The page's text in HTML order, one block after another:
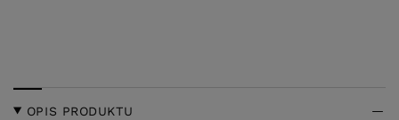
OPIS PRODUKTU